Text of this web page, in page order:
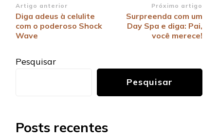
Navegação
de
post
Artigo anterior
Diga adeus à celulite
com o poderoso Shock
Wave
Próximo artigo
Surpreenda com um
Day Spa e diga: Pai,
você merece!
Pesquisar
Pesquisar
Posts recentes